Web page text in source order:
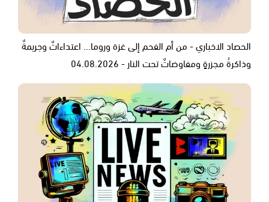
الحصاد الاخباري - من أم الفحم إلى غزة وروما... اعتداءاتٌ وجريمةٌ
وذاكرةُ مجزرةٍ ومفاوضاتٌ تحت النار - 04.08.2026